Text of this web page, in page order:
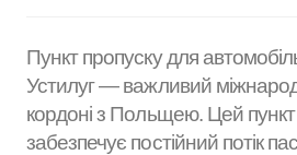
Пункт пропуску для
Устилуг — важливий
кордоні з Польщею. Цей пункт
забезпечує постійний потік